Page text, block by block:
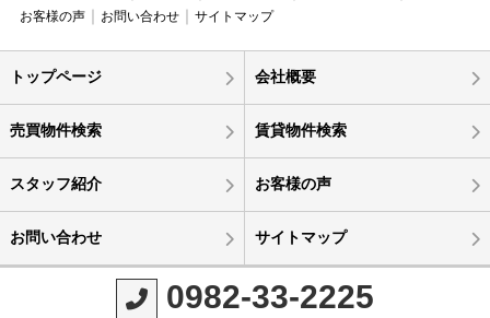
お客様の声
お問い合わせ サイトマップ
トップページ 会社概要
売買物件検索 賃貸物件検索
スタッフ紹介 お客様の声
お問い合わせ サイトマップ
0982-33-2225